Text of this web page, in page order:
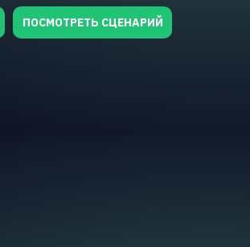
ПОСМОТРЕТЬ СЦЕНАРИЙ